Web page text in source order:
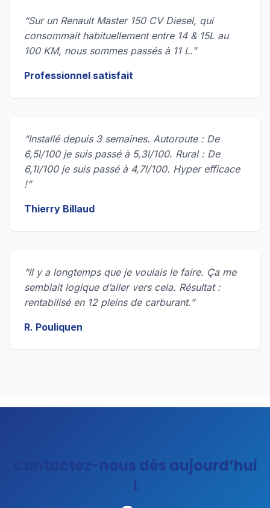
“Sur un Renault Master 150 CV Diesel, qui
consommait habituellement entre 14 & 15L au
100 KM, nous sommes passés à 11 L.”
Professionnel satisfait
“Installé depuis 3 semaines. Autoroute : De
6,5l/100 je suis passé à 5,3l/100. Rural : De
6,1l/100 je suis passé à 4,7l/100. Hyper efficace
!”
Thierry Billaud
“Il y a longtemps que je voulais le faire. Ça me
semblait logique d’aller vers cela. Résultat :
rentabilisé en 12 pleins de carburant.”
R. Pouliquen
Contactez-nous dès aujourd’hui
!